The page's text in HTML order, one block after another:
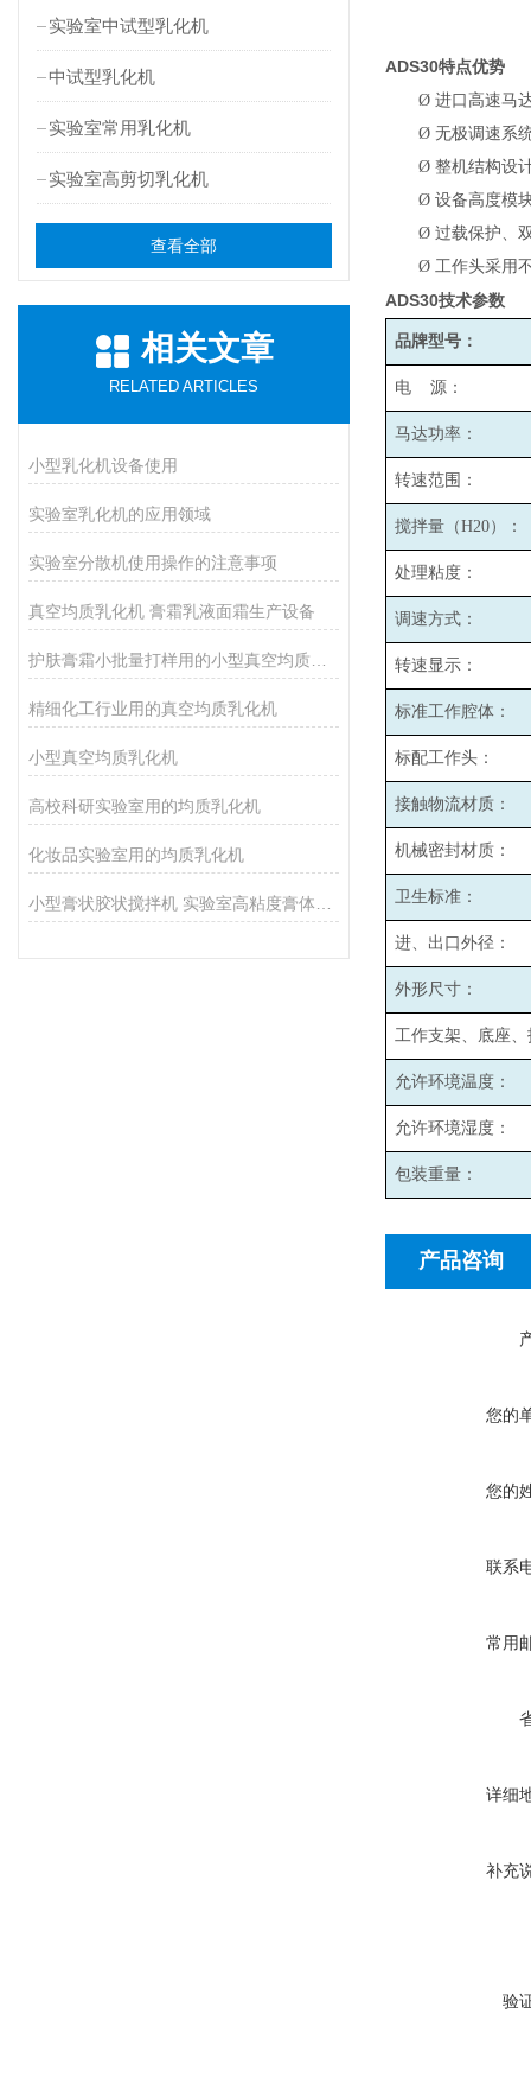
实验室中试型乳化机
中试型乳化机
实验室常用乳化机
实验室高剪切乳化机
查看全部
相关文章
RELATED ARTICLES
小型乳化机设备使用
实验室乳化机的应用领域
实验室分散机使用操作的注意事项
真空均质乳化机 膏霜乳液面霜生产设备
精细化工行业用的真空均质乳化机
小型真空均质乳化机
高校科研实验室用的均质乳化机
化妆品实验室用的均质乳化机
ADS30特点优势
Ø 进口高速马
Ø 无极调速系
Ø 整机结构设
Ø 设备高度模
Ø 过载保护、
Ø 工作头采用
ADS30技术参数
品牌型号：
电 源：
马达功率：
转速范围：
搅拌量（H20）：
处理粘度：
调速方式：
转速显示：
标准工作腔体：
标配工作头：
接触物流材质：
机械密封材质：
卫生标准：
进、出口外径：
外形尺寸：
工作支架、底座
允许环境温度：
允许环境湿度：
包装重量：
产品咨询
您的
您的
联系
常用
详细
补充
验